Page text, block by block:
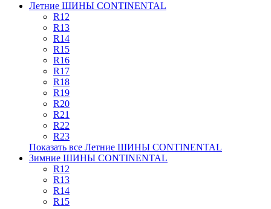
Летние ШИНЫ CONTINENTAL
R12
R13
R14
R15
R16
R17
R18
R19
R20
R21
R22
R23
Показать все Летние ШИНЫ CONTINENTAL
Зимние ШИНЫ CONTINENTAL
R12
R13
R14
R15